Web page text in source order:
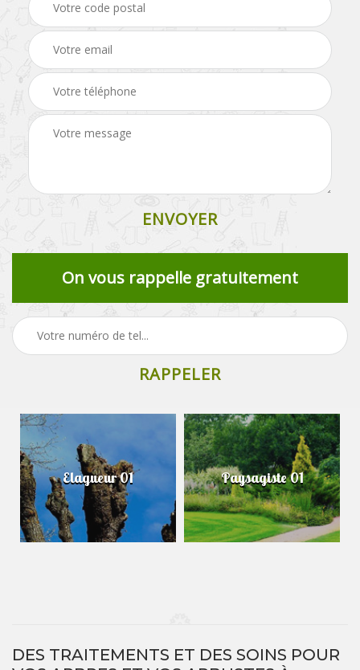
On vous rappelle gratuitement
Elagueur 01 Paysagiste 01
DES TRAITEMENTS ET DES SOINS POUR